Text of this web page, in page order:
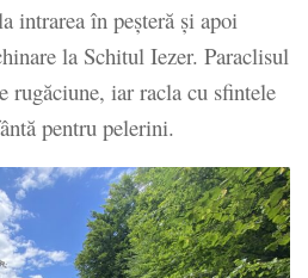
intrarea în peșteră și apoi
la Schitul Iezer. Paraclisul
rugăciune, iar racla cu sfintele
pentru pelerini.